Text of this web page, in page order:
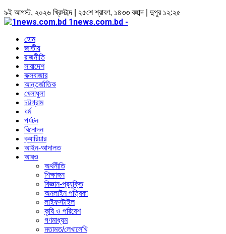
৯ই আগস্ট, ২০২৬ খ্রিস্টাব্দ | ২৫শে শ্রাবণ, ১৪৩৩ বঙ্গাব্দ | দুপুর ১২:২৫
1news.com.bd -
হোম
জাতীয়
রাজনীতি
সারাদেশ
কক্সবাজার
আন্তর্জাতিক
খেলাধুলা
চট্টগ্রাম
ধর্ম
পর্যটন
বিনোদন
ক্যারিয়ার
আইন-আদালত
আরও
অর্থনীতি
শিক্ষাঙ্গন
বিজ্ঞান-প্রযুক্তি
অনলাইন পত্রিকা
লাইফস্টাইল
কৃষি ও পরিবেশ
গণমাধ্যম
মতামত/লেখালেখি